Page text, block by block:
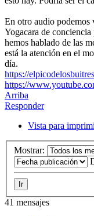
En otro audio podemos
Yogacara de
hemos hablado de las
está la atención en el
día.
https://
https://
Arriba
Responder
Vista para
Mostrar:
41 mensajes